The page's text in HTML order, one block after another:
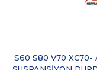
S60 S80 V70 XC70-